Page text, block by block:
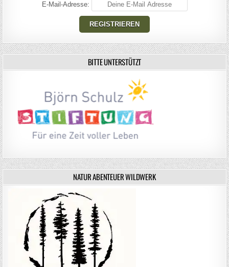
E-Mail-Adresse:
BITTE UNTERSTÜTZT
NATUR ABENTEUER WILDWERK